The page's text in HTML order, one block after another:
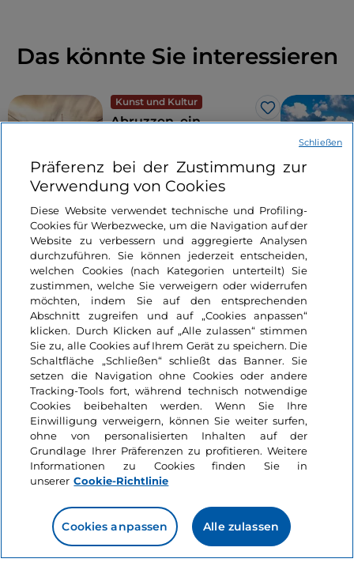
Das könnte Sie interessieren
Kunst und Kultur
Like
Abruzzen, ein
Bergen
4 Minuten
Informationen über die Seite
Nützliche Links
Login
Bleiben wir in Kontakt
Präferenz bei der Zustimmung zur
Verwendung von Cookies
Diese Website verwendet technische und Profiling-
Cookies für Werbezwecke, um die Navigation auf der
Website zu verbessern und aggregierte Analysen
durchzuführen. Sie können jederzeit entscheiden,
welchen Cookies (nach Kategorien unterteilt) Sie
zustimmen, welche Sie verweigern oder widerrufen
möchten, indem Sie auf den entsprechenden
Abschnitt zugreifen und auf „Cookies anpassen“
klicken. Durch Klicken auf „Alle zulassen“ stimmen
Sie zu, alle Cookies auf Ihrem Gerät zu speichern. Die
Schaltfläche „Schließen“ schließt das Banner. Sie
setzen die Navigation ohne Cookies oder andere
Tracking-Tools fort, während technisch notwendige
Cookies beibehalten werden. Wenn Sie Ihre
Einwilligung verweigern, können Sie weiter surfen,
ohne von personalisierten Inhalten auf der
Grundlage Ihrer Präferenzen zu profitieren. Weitere
Informationen zu Cookies finden Sie in
unserer Cookie-Richtlinie
Cookies anpassen Alle zulassen
Schließen